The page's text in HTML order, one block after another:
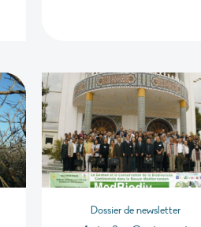
Dossier de newsletter